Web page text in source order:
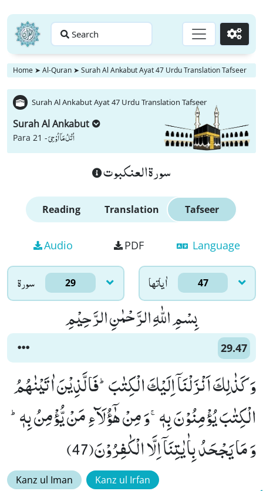
Search Go
Home ➤ Al-Quran ➤ Surah Al Ankabut Ayat 47 Urdu Translation Tafseer
Surah Al Ankabut Ayat 47 Urdu Translation Tafseer
Surah Al Ankabut
Para 21 -اُتْلُ مَاۤ اُوْحِیَ
سورة العنكبوت
Reading Translation Tafseer
Audio PDF Language
سورۃ 29 اٰياتها 47
بِسْمِ اللّٰهِ الرَّحْمٰنِ الرَّحِیْمِ
29.47
وَ كَذٰلِكَ اَنْزَلْنَاۤ اِلَیْكَ الْكِتٰبَؕ-فَالَّذِیْنَ اٰتَیْنٰهُمُ
الْكِتٰبَ یُؤْمِنُوْنَ بِهٖۚ-وَ مِنْ هٰۤؤُلَآءِ مَنْ یُّؤْمِنُ بِهٖؕ-
وَ مَا یَجْحَدُ بِاٰیٰتِنَاۤ اِلَّا الْكٰفِرُوْنَ(47)
Kanz ul Iman Kanz ul Irfan